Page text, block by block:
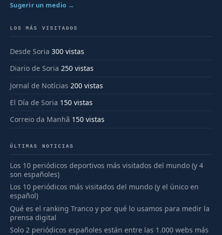
Sugerir un medio →
LOS MÁS VISITADOS
Desde Soria 300 vistas
Diario de Soria 250 vistas
Jornal de Notícias 200 vistas
El Día de Soria 150 vistas
Correio da Manhã 150 vistas
ÚLTIMAS NOTICIAS
Los 10 periódicos deportivos más visitados del mundo (y 4
son españoles)
Los 10 periódicos más visitados del mundo (y el único en
español)
Qué es el ranking Tranco y por qué lo usamos para medir la
prensa digital
Solo 2 periódicos españoles están entre las 1.000 webs más